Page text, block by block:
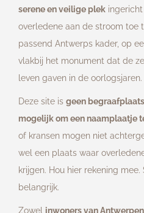
serene en veilige plek
overledene aan de stroom toe
passend Antwerps kader, op
vlakbij het monument dat de
leven gaven in de oorlogsjaren.
Deze site is geen begraafplaats
mogelijk om een naamplaatje
of kransen mogen niet
wel een plaats waar
krijgen. Hou hier rekening
belangrijk.
Zowel inwoners van Antwerpen